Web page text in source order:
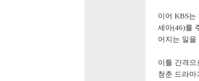
이어 KBS는
세아(46)를
어지는 일을
이틀 간격으
청춘 드라마